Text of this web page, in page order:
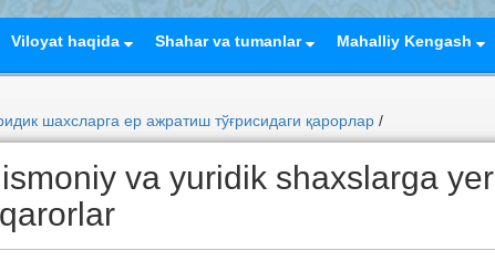
Viloyat haqida Shahar va tumanlar Mahalliy Kengash
шахсларга ер ажратиш тўғрисидаги қарорлар /
va yuridik shaxslarga yer